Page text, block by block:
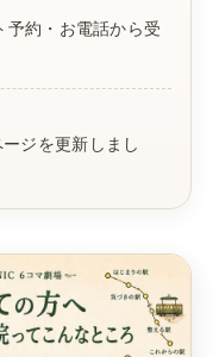
予約・お電話から受
ジを更新しまし